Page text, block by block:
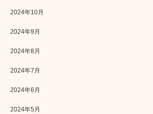
2024年10月
2024年9月
2024年8月
2024年7月
2024年6月
2024年5月